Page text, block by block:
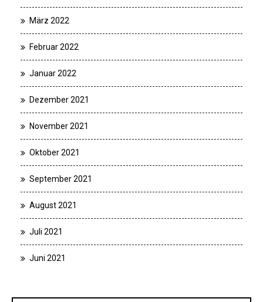
März 2022
Februar 2022
Januar 2022
Dezember 2021
November 2021
Oktober 2021
September 2021
August 2021
Juli 2021
Juni 2021